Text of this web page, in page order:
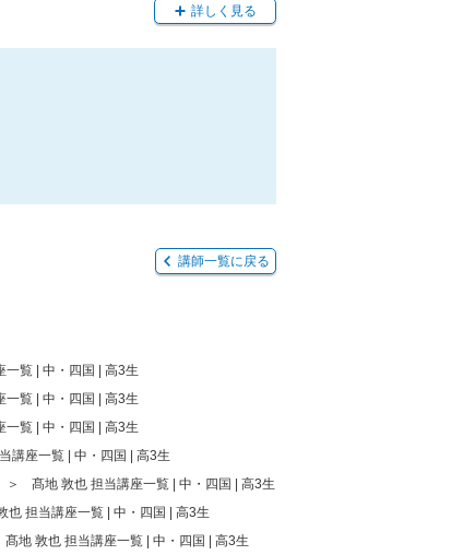
詳しく見る
講師一覧に戻る
一覧 | 中・四国 | 高3生
一覧 | 中・四国 | 高3生
一覧 | 中・四国 | 高3生
講座一覧 | 中・四国 | 高3生
髙地 敦也 担当講座一覧 | 中・四国 | 高3生
也 担当講座一覧 | 中・四国 | 高3生
髙地 敦也 担当講座一覧 | 中・四国 | 高3生